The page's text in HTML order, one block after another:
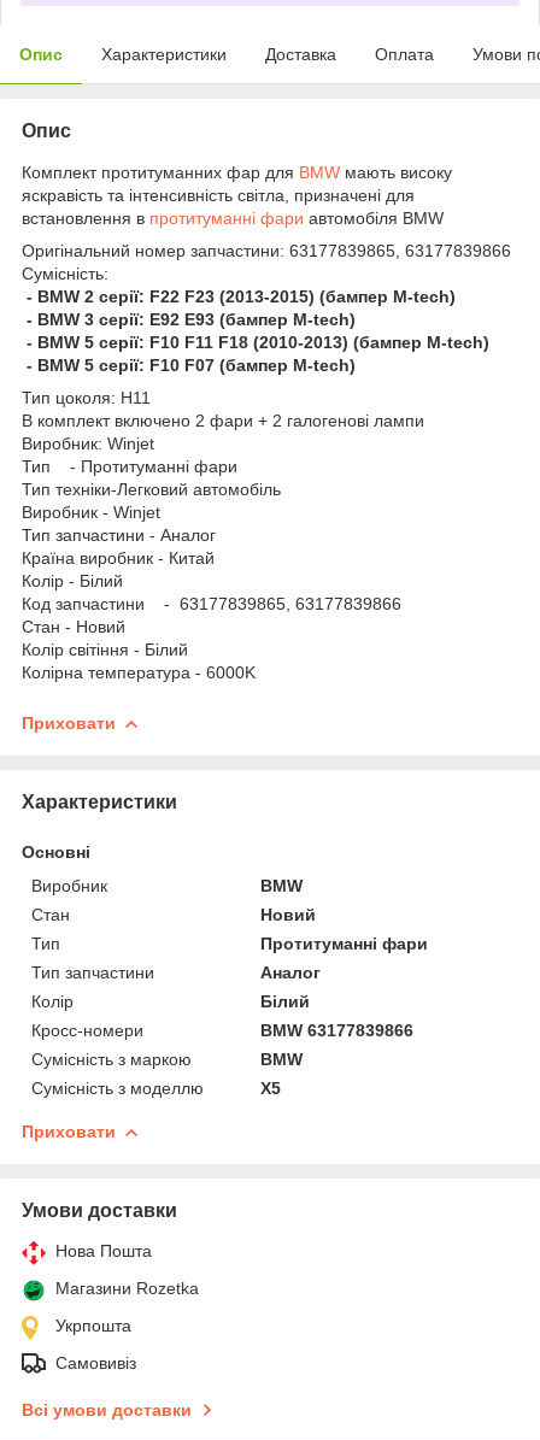
Опис Характеристики Доставка Оплата Умови
Опис
Комплект протитуманних фар для BMW мають високу
яскравість та інтенсивність світла, призначені для
встановлення в протитуманні фари автомобіля BMW
Оригінальний номер запчастини: 63177839865, 63177839866
Сумісність:
- BMW 2 серії: F22 F23 (2013-2015) (бампер M-tech)
- BMW 3 серії: E92 E93 (бампер M-tech)
- BMW 5 серії: F10 F11 F18 (2010-2013) (бампер M-tech)
- BMW 5 серії: F10 F07 (бампер M-tech)
Тип цоколя: H11
В комплект включено 2 фари + 2 галогенові лампи
Виробник: Winjet
Тип - Протитуманні фари
Тип техніки-Легковий автомобіль
Виробник - Winjet
Тип запчастини - Аналог
Країна виробник - Китай
Колір - Білий
Код запчастини - 63177839865, 63177839866
Стан - Новий
Колір світіння - Білий
Колірна температура - 6000K
Приховати
Характеристики
Основні
Виробник
BMW
Стан
Новий
Тип
Протитуманні фари
Тип запчастини
Аналог
Колір
Білий
Кросс-номери
BMW 63177839866
Сумісність з маркою
BMW
Сумісність з моделлю
X5
Приховати
Умови доставки
Нова Пошта
Магазини Rozetka
Укрпошта
Самовивіз
Всі умови доставки